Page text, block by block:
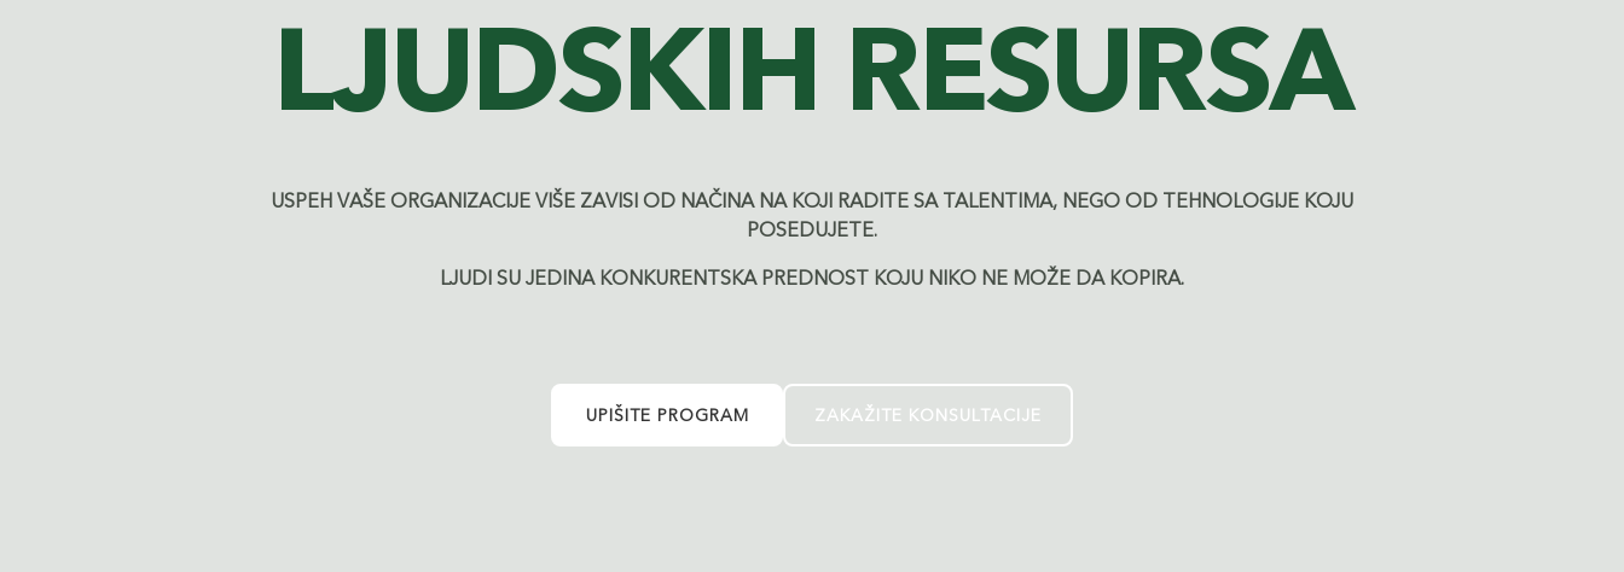
LJUDSKIH RESURSA
USPEH VAŠE ORGANIZACIJE VIŠE ZAVISI OD NAČINA NA KOJI RADITE SA TALENTIMA, NEGO OD TEHNOLOGIJE KOJU
POSEDUJETE.
LJUDI SU JEDINA KONKURENTSKA PREDNOST KOJU NIKO NE MOŽE DA KOPIRA.
UPIŠITE PROGRAM ZAKAŽITE KONSULTACIJE